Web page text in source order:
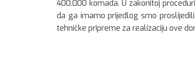
400.000 komada. U zakonitoj
da ga imamo prijedlog smo
tehničke pripreme za realizaciju ove